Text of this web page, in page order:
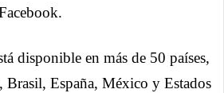
disponible en más de 50 países,
España, México y Estados